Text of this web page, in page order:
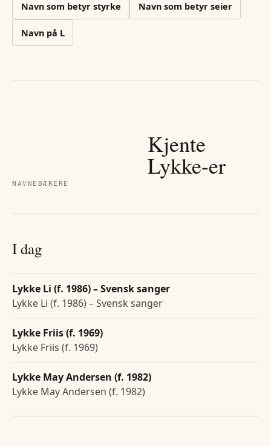
Navn som betyr styrke Navn som betyr seier
Navn på L
NAVNEBÆRERE
Kjente
Lykke-er
I dag
Lykke Li (f. 1986) – Svensk sanger
Lykke Li (f. 1986) – Svensk sanger
Lykke Friis (f. 1969)
Lykke Friis (f. 1969)
Lykke May Andersen (f. 1982)
Lykke May Andersen (f. 1982)